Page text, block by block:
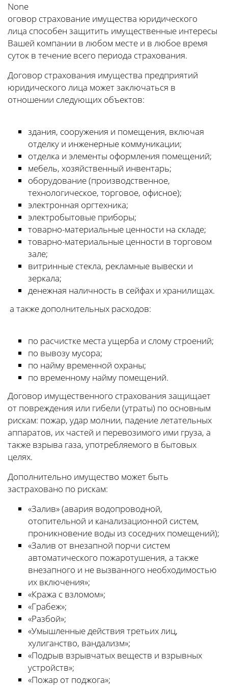
None
оговор страхование имущества юридического
лица способен защитить имущественные интересы
Вашей компании в любом месте и в любое время
суток в течение всего периода страхования.
Договор страхования имущества предприятий
юридического лица может заключаться в
отношении следующих объектов:
здания, сооружения и помещения, включая
отделку и инженерные коммуникации;
отделка и элементы оформления помещений;
мебель, хозяйственный инвентарь;
оборудование (производственное,
технологическое, торговое, офисное);
электронная оргтехника;
электробытовые приборы;
товарно-материальные ценности на складе;
товарно-материальные ценности в торговом
зале;
витринные стекла, рекламные вывески и
зеркала;
денежная наличность в сейфах и хранилищах.
а также дополнительных расходов:
по расчистке места ущерба и слому строений;
по вывозу мусора;
по найму временной охраны;
по временному найму помещений.
Договор имущественного страхования защищает
от повреждения или гибели (утраты) по основным
рискам: пожар, удар молнии, падение летательных
аппаратов, их частей и перевозимого ими груза, а
также взрыва газа, употребляемого в бытовых
целях.
Дополнительно имущество может быть
застраховано по рискам:
«Залив» (авария водопроводной,
отопительной и канализационной систем,
проникновение воды из соседних помещений);
«Залив от внезапной порчи систем
автоматического пожаротушения, а также
внезапного и не вызванного необходимостью
их включения»;
«Кража с взломом»;
«Грабеж»;
«Разбой»;
«Умышленные действия третьих лиц,
хулиганство, вандализм»;
«Подрыв взрывчатых веществ и взрывных
устройств»;
«Пожар от поджога»;